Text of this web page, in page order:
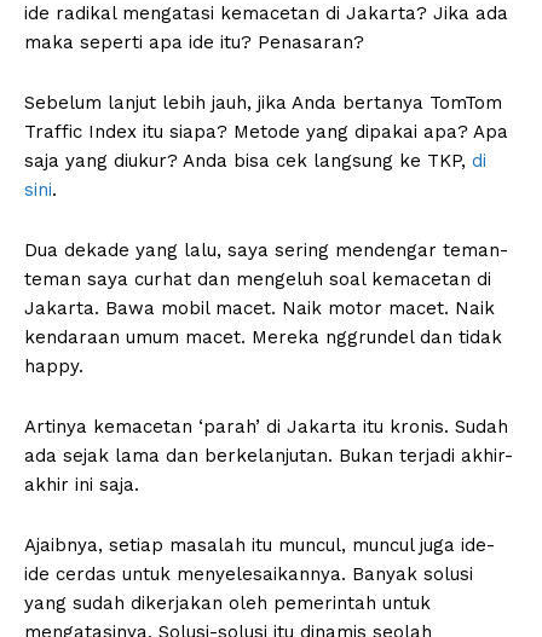
ide radikal mengatasi kemacetan di Jakarta? Jika ada
maka seperti apa ide itu? Penasaran?
Sebelum lanjut lebih jauh, jika Anda bertanya TomTom
Traffic Index itu siapa? Metode yang dipakai apa? Apa
saja yang diukur? Anda bisa cek langsung ke TKP, di
sini.
Dua dekade yang lalu, saya sering mendengar teman-
teman saya curhat dan mengeluh soal kemacetan di
Jakarta. Bawa mobil macet. Naik motor macet. Naik
kendaraan umum macet. Mereka nggrundel dan tidak
happy.
Artinya kemacetan ‘parah’ di Jakarta itu kronis. Sudah
ada sejak lama dan berkelanjutan. Bukan terjadi akhir-
akhir ini saja.
Ajaibnya, setiap masalah itu muncul, muncul juga ide-
ide cerdas untuk menyelesaikannya. Banyak solusi
yang sudah dikerjakan oleh pemerintah untuk
mengatasinya. Solusi-solusi itu dinamis seolah